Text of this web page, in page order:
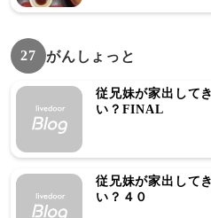
27 がんしょっと
従兄妹が家出して
い？FINAL
従兄妹が家出して
い？４０